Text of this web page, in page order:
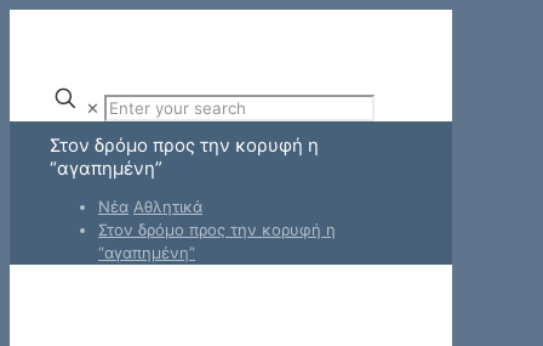
✕
Στον δρόμο προς την κορυφή η
“αγαπημένη”
Νέα Αθλητικά
Στον δρόμο προς την κορυφή η
“αγαπημένη”